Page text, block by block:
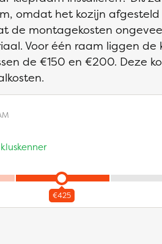
omdat het kozijn
de montagekosten
Voor één raam liggen de
de €150 en €200. Deze